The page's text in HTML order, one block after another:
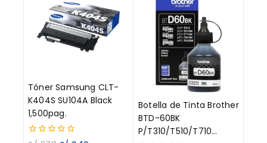
Tóner Samsung CLT-
K404S SU104A Black
1,500pag.
Botella de Tinta Brother
BTD-60BK
P/T310/T510/T710